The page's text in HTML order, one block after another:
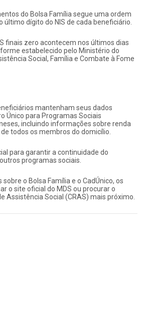
do Bolsa Família segue uma ordem
último dígito do NIS de cada beneficiário.
finais zero acontecem nos últimos dias
estabelecido pelo Ministério do
Social, Família e Combate à Fome
mantenham seus dados
Único para Programas Sociais
incluindo informações sobre renda
todos os membros do domicílio.
para garantir a continuidade do
programas sociais.
o Bolsa Família e o CadÚnico, os
o site oficial do MDS ou procurar o
Assistência Social (CRAS) mais próximo.